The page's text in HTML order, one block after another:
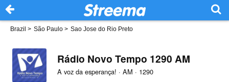
Brazil > São Paulo > Sao Jose do Rio Preto
Rádio Novo Tempo 1290 AM
A voz da esperança! · AM · 1290